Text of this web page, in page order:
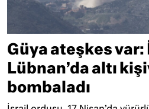
Güya ateşkes var:
Lübnan’da altı
bombaladı